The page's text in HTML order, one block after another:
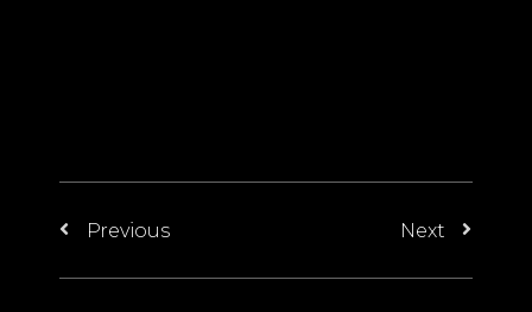
Previous Next